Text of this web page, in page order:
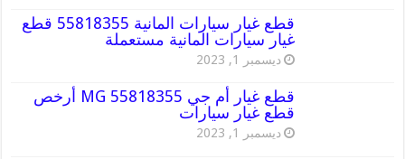
قطع غيار سيارات المانية 55818355 قطع
غيار سيارات المانية مستعملة
ديسمبر 1, 2023
قطع غيار أم جي MG 55818355 أرخص
قطع غيار سيارات
ديسمبر 1, 2023